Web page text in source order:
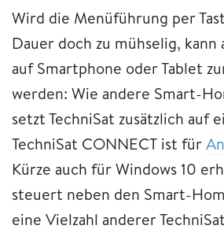
Wird die Menüführung per
Dauer doch zu mühselig,
auf Smartphone oder Tablet
werden: Wie andere Smart-
setzt TechniSat zusätzlich auf
TechniSat CONNECT ist für
Kürze auch für Windows 10
steuert neben den Smart-
eine Vielzahl anderer